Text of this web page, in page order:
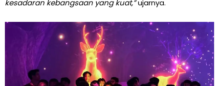
kesadaran kebangsaan yang kuat,”ujarnya.